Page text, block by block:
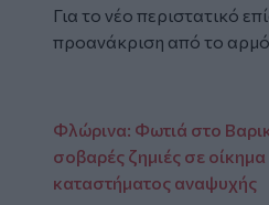
Για το νέο περιστατικό
προανάκριση από το
Φλώρινα: Φωτιά στο
σοβαρές ζημιές σε οίκημα
καταστήματος αναψυχής